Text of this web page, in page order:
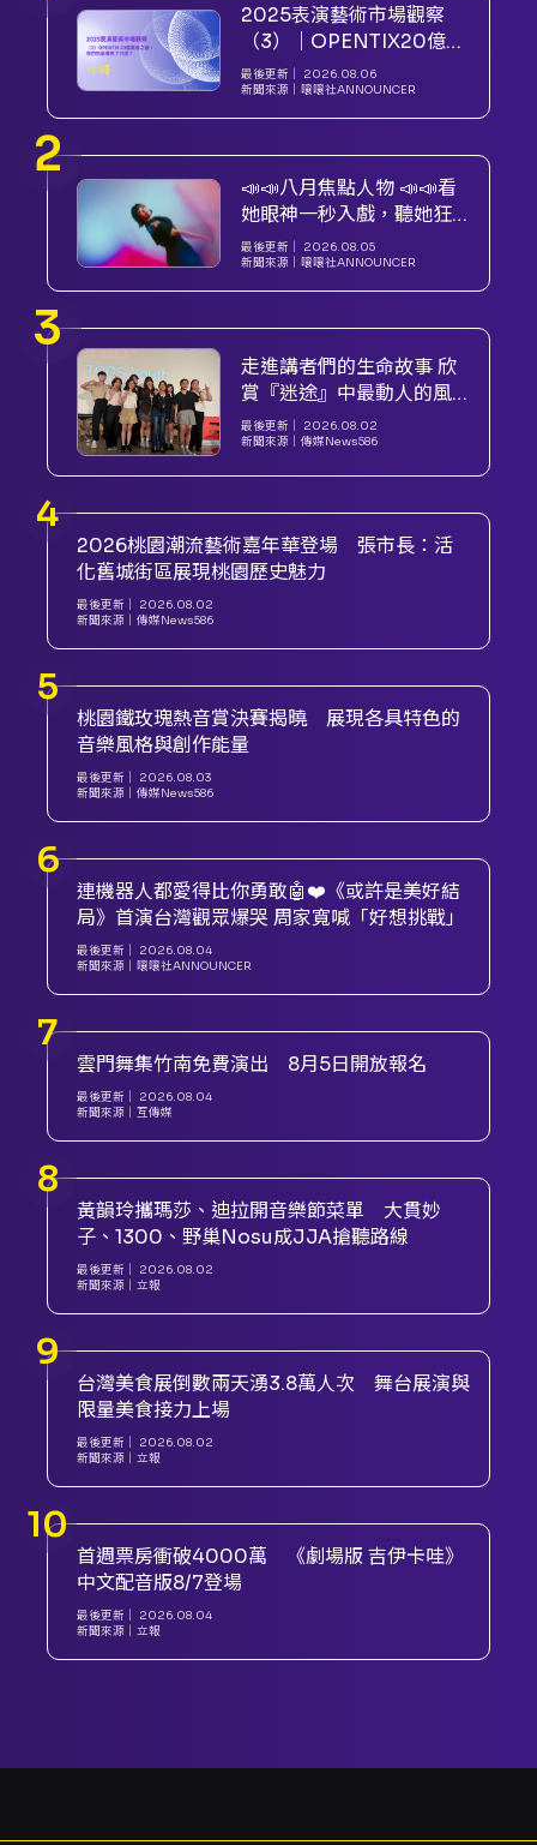
2025表演藝術市場觀察
（3）｜OPENTIX20億票
房之後，我們到底看見了
什麼？
最後更新｜
2026.08.06
新聞來源｜
嚷嚷社ANNOUNCER
📣📣八月焦點人物 📣📣看
她眼神一秒入戲，聽她狂
笑十秒破戲！ 孝女宋國珍
v.s. 笑女張擎佳：本是同根
生，相約壓車別太急
最後更新｜
2026.08.05
新聞來源｜
嚷嚷社ANNOUNCER
走進講者們的生命故事 欣
賞『迷途』中最動人的風
景
最後更新｜
2026.08.02
新聞來源｜ 傳媒News586
2026桃園潮流藝術嘉年華登場 張市長：活
化舊城街區展現桃園歷史魅力
最後更新｜
2026.08.02
新聞來源｜ 傳媒News586
桃園鐵玫瑰熱音賞決賽揭曉 展現各具特色的
音樂風格與創作能量
最後更新｜
2026.08.03
新聞來源｜ 傳媒News586
連機器人都愛得比你勇敢🤖❤️《或許是美好結
局》首演台灣觀眾爆哭 周家寬喊「好想挑戰」
最後更新｜
2026.08.04
新聞來源｜
嚷嚷社ANNOUNCER
雲門舞集竹南免費演出 8月5日開放報名
最後更新｜
2026.08.04
新聞來源｜ 互傳媒
黃韻玲攜瑪莎、迪拉開音樂節菜單 大貫妙
子、1300、野巢Nosu成JJA搶聽路線
最後更新｜
2026.08.02
新聞來源｜ 立報
台灣美食展倒數兩天湧3.8萬人次 舞台展演與
限量美食接力上場
最後更新｜
2026.08.02
新聞來源｜ 立報
首週票房衝破4000萬 《劇場版 吉伊卡哇》
中文配音版8/7登場
最後更新｜
2026.08.04
新聞來源｜ 立報